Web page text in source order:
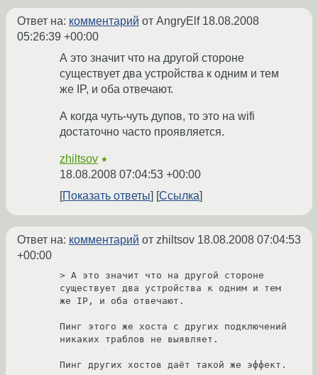
Ответ на: комментарий от AngryElf 18.08.2008
05:26:39 +00:00
А это значит что на другой стороне
существует два устройства к одним и тем
же IP, и оба отвечают.
А когда чуть-чуть дупов, то это на wifi
достаточно часто проявляется.
zhiltsov ★
18.08.2008 07:04:53 +00:00
Показать ответы
Ссылка
Ответ на: комментарий от zhiltsov 18.08.2008 07:04:53
+00:00
> А это значит что на другой стороне
существует два устройства к одним и тем
же IP, и оба отвечают.
Пинг этого же хоста с других подключений
никаких траблов не выявляет.
Пинг других хостов даёт такой же эффект.